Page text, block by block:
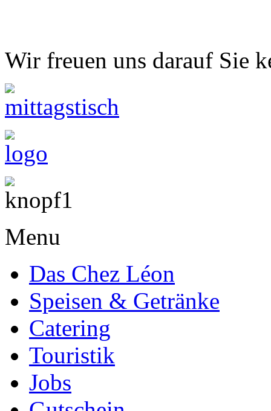
Wir freuen uns darauf Sie
Menu
Das Chez Léon
Speisen & Getränke
Catering
Touristik
Jobs